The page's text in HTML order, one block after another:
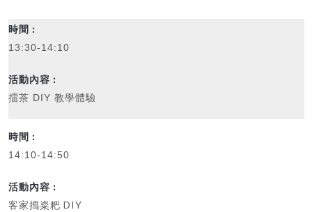
13:30-14:10
擂茶 DIY 教學體驗
14:10-14:50
客家搗粢粑 DIY